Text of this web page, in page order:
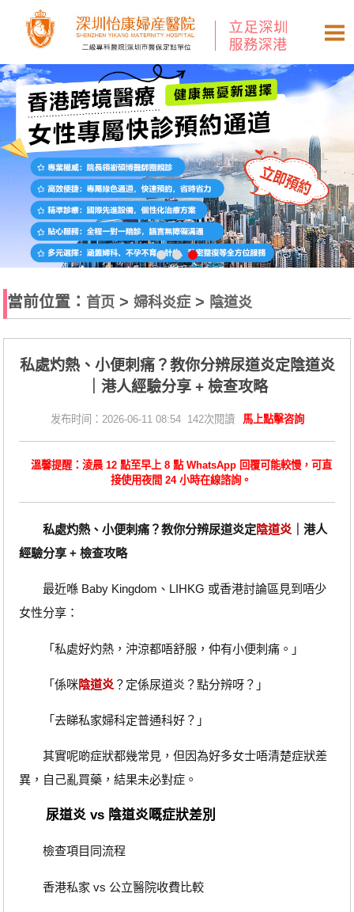
當前位置： 首页 >婦科炎症> 陰道炎
私處灼熱、小便刺痛？教你分辨尿道炎定陰道炎
｜港人經驗分享 + 檢查攻略
发布时间：2026-06-11 08:54 142次閱讀 馬上點擊咨詢
溫馨提醒：淩晨 12 點至早上 8 點 WhatsApp 回覆可能較慢，可直
接使用夜間 24 小時在線諮詢。
私處灼熱、小便刺痛？教你分辨尿道炎定陰道炎｜港人
經驗分享 + 檢查攻略
最近喺 Baby Kingdom、LIHKG 或香港討論區見到唔少
女性分享：
「私處好灼熱，沖涼都唔舒服，仲有小便刺痛。」
「係咪陰道炎？定係尿道炎？點分辨呀？」
「去睇私家婦科定普通科好？」
其實呢啲症狀都幾常見，但因為好多女士唔清楚症狀差
異，自己亂買藥，結果未必對症。
尿道炎 vs 陰道炎嘅症狀差別
檢查項目同流程
香港私家 vs 公立醫院收費比較